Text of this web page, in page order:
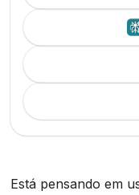
Está pensando em